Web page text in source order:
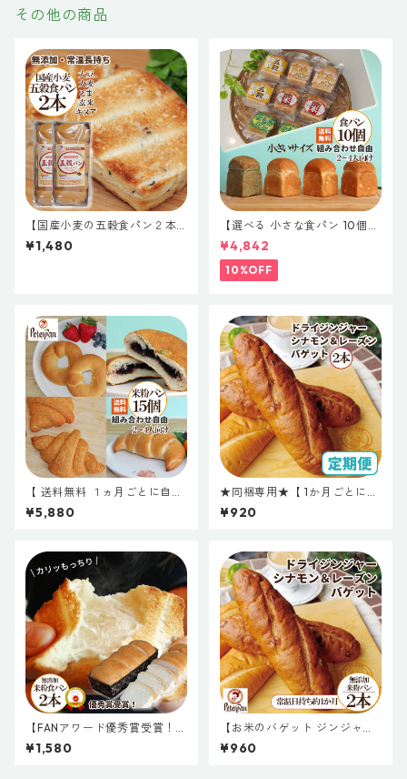
その他の商品
【国産小麦の五穀食パン２本
セット】五穀パン お取り寄せ
天然酵母 保存料不使用 無添加
¥1,480
【選べる 小さな食パン 10個】
米粉食パンと国産小麦食パン
小さなサイズの食パン 組み合
わせ自由 無添加 天然酵母 食パ
ン 簡単 小さい 小さな 米粉パ
米 五穀 よもぎ プレゼント
¥4,842
10%OFF
【 送料無料 １ヵ月ごとに自動
で届く定期便 】選べる15個 米
粉菓子パン4種類まとめ買いセ
¥5,880
★同梱専用★【 1か月ごとに自
動で届く定期便 】お米のジン
ジャーシナモンくるみバケッ
¥920
【FANアワード優秀賞受賞！国
産米粉の米太郎食パン２本セ
ット】米粉食パン 米粉パン パ
¥1,580
【お米のバゲット ジンジャー
シナモンくるみ２本】無添加
米粉パン 常温 約1か月日持ち
¥960